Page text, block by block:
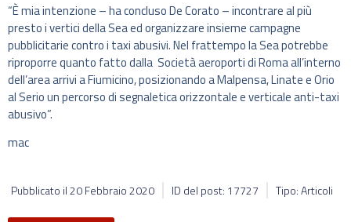
“È mia intenzione – ha concluso De Corato – incontrare al più
presto i vertici della Sea ed organizzare insieme campagne
pubblicitarie contro i taxi abusivi. Nel frattempo la Sea potrebbe
riproporre quanto fatto dalla Società aeroporti di Roma all’interno
dell’area arrivi a Fiumicino, posizionando a Malpensa, Linate e Orio
al Serio un percorso di segnaletica orizzontale e verticale anti-taxi
abusivo”.
mac
Pubblicato il20 Febbraio 2020 ID del post: 17727 Tipo: Articoli